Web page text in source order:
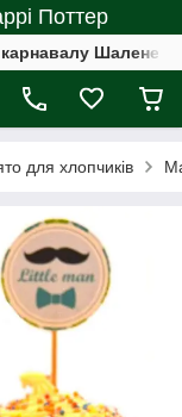
Поттер
карнавалу Шалене
для хлопчиків